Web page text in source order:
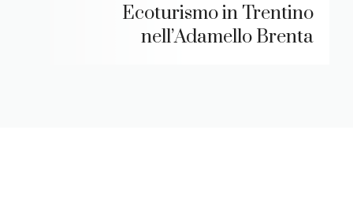
Ecoturismo in Trentino
nell’Adamello Brenta